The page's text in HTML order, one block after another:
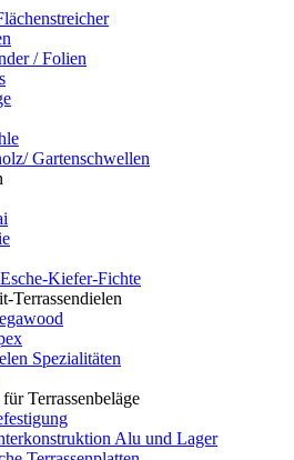
/ Folien
Gartenschwellen
Kiefer-Fichte
Terrassendielen
Spezialitäten
Terrassenbeläge
Alu und Lager